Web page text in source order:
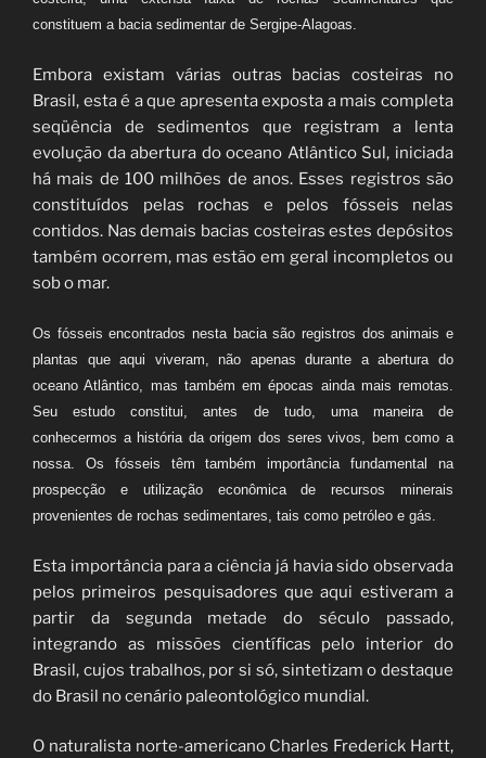
constituem a bacia sedimentar de Sergipe-Alagoas.
Embora existam várias outras bacias costeiras no
Brasil, esta é a que apresenta exposta a mais completa
seqüência de sedimentos que registram a lenta
evolução da abertura do oceano Atlântico Sul, iniciada
há mais de 100 milhões de anos. Esses registros são
constituídos pelas rochas e pelos fósseis nelas
contidos. Nas demais bacias costeiras estes depósitos
também ocorrem, mas estão em geral incompletos ou
sob o mar.
Os fósseis encontrados nesta bacia são registros dos animais e
plantas que aqui viveram, não apenas durante a abertura do
oceano Atlântico, mas também em épocas ainda mais remotas.
Seu estudo constitui, antes de tudo, uma maneira de
conhecermos a história da origem dos seres vivos, bem como a
nossa. Os fósseis têm também importância fundamental na
prospecção e utilização econômica de recursos minerais
provenientes de rochas sedimentares, tais como petróleo e gás.
Esta importância para a ciência já havia sido observada
pelos primeiros pesquisadores que aqui estiveram a
partir da segunda metade do século passado,
integrando as missões científicas pelo interior do
Brasil, cujos trabalhos, por si só, sintetizam o destaque
do Brasil no cenário paleontológico mundial.
O naturalista norte-americano Charles Frederick Hartt,